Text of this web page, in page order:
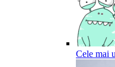
Cele mai